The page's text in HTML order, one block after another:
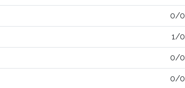
0/0
1/0
0/0
0/0